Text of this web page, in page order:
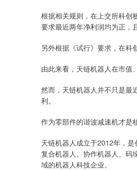
根据相关规则，在上交所科创
要求最近两年净利润均为正，
另外根据《试行》要求，在科
由此来看，天链机器人在市值
然而，天链机器人并不只是最
利。
作为零部件的谐波减速机才是
天链机器人成立于2012年，
复合机器人、协作机器人、码
域的机器人科技企业。